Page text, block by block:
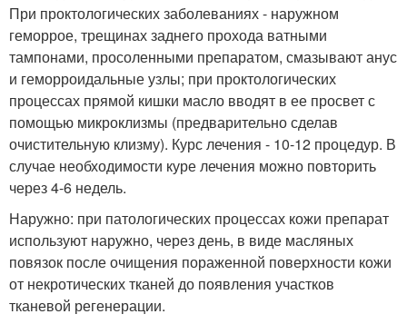
При проктологических заболеваниях - наружном
геморрое, трещинах заднего прохода ватными
тампонами, просоленными препаратом, смазывают анус
и геморроидальные узлы; при проктологических
процессах прямой кишки масло вводят в ее просвет с
помощью микроклизмы (предварительно сделав
очистительную клизму). Курс лечения - 10-12 процедур. В
случае необходимости куре лечения можно повторить
через 4-6 недель.
Наружно: при патологических процессах кожи препарат
используют наружно, через день, в виде масляных
повязок после очищения пораженной поверхности кожи
от некротических тканей до появления участков
тканевой регенерации.